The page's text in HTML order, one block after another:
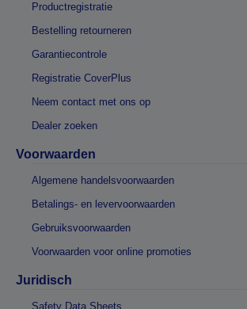
Productregistratie
Bestelling retourneren
Garantiecontrole
Registratie CoverPlus
Neem contact met ons op
Dealer zoeken
Voorwaarden
Algemene handelsvoorwaarden
Betalings- en levervoorwaarden
Gebruiksvoorwaarden
Voorwaarden voor online promoties
Juridisch
Safety Data Sheets